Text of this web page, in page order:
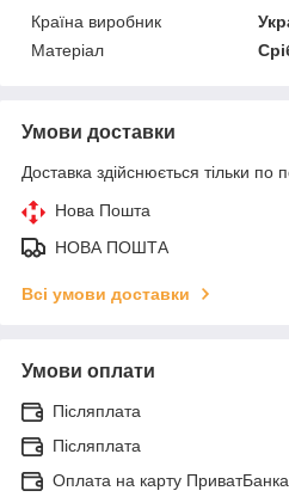
Країна виробник
Матеріал
Умови доставки
Доставка здійснюється тільки по
Нова Пошта
НОВА ПОШТА
Всі умови доставки
Умови оплати
Післяплата
Післяплата
Оплата на карту